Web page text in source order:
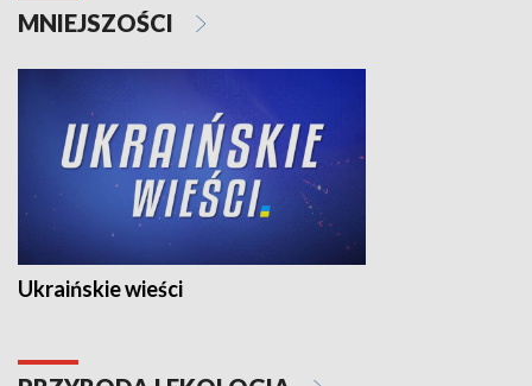
MNIEJSZOŚCI
Ukraińskie wieści